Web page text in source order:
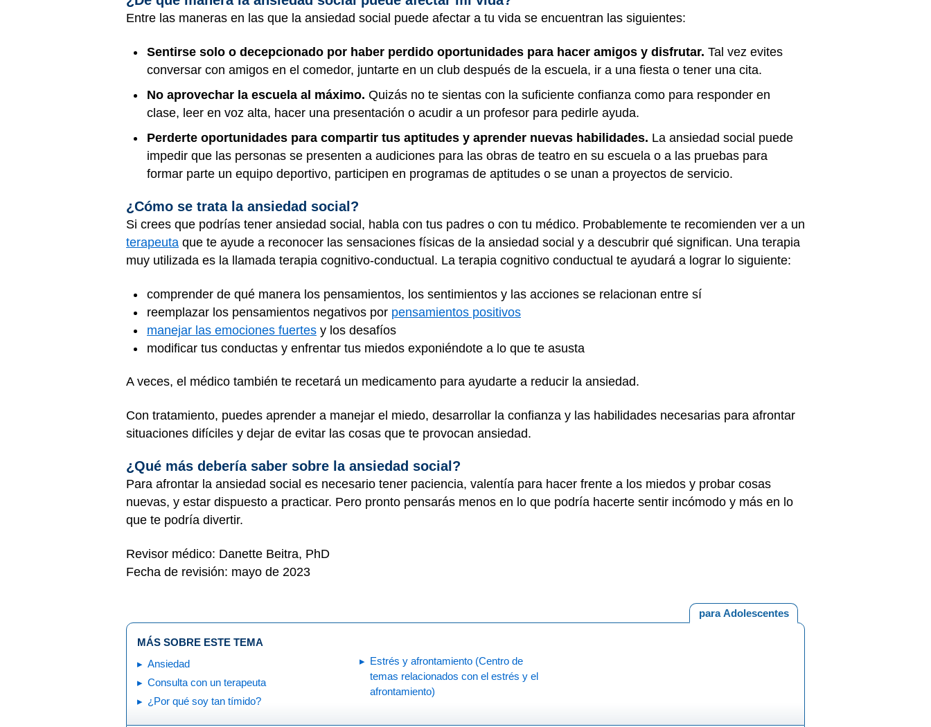
Entre las maneras en las que la ansiedad social puede afectar a tu vida se encuentran las siguientes:
Sentirse solo o decepcionado por haber perdido oportunidades para hacer amigos y disfrutar. Tal vez evites
conversar con amigos en el comedor, juntarte en un club después de la escuela, ir a una fiesta o tener una cita.
No aprovechar la escuela al máximo. Quizás no te sientas con la suficiente confianza como para responder en
clase, leer en voz alta, hacer una presentación o acudir a un profesor para pedirle ayuda.
Perderte oportunidades para compartir tus aptitudes y aprender nuevas habilidades. La ansiedad social puede
impedir que las personas se presenten a audiciones para las obras de teatro en su escuela o a las pruebas para
formar parte un equipo deportivo, participen en programas de aptitudes o se unan a proyectos de servicio.
¿Cómo se trata la ansiedad social?
Si crees que podrías tener ansiedad social, habla con tus padres o con tu médico. Probablemente te recomienden ver a un
terapeuta que te ayude a reconocer las sensaciones físicas de la ansiedad social y a descubrir qué significan. Una terapia
muy utilizada es la llamada terapia cognitivo-conductual. La terapia cognitivo conductual te ayudará a lograr lo siguiente:
comprender de qué manera los pensamientos, los sentimientos y las acciones se relacionan entre sí
reemplazar los pensamientos negativos por pensamientos positivos
manejar las emociones fuertes y los desafíos
modificar tus conductas y enfrentar tus miedos exponiéndote a lo que te asusta
A veces, el médico también te recetará un medicamento para ayudarte a reducir la ansiedad.
Con tratamiento, puedes aprender a manejar el miedo, desarrollar la confianza y las habilidades necesarias para afrontar
situaciones difíciles y dejar de evitar las cosas que te provocan ansiedad.
¿Qué más debería saber sobre la ansiedad social?
Para afrontar la ansiedad social es necesario tener paciencia, valentía para hacer frente a los miedos y probar cosas
nuevas, y estar dispuesto a practicar. Pero pronto pensarás menos en lo que podría hacerte sentir incómodo y más en lo
que te podría divertir.
Revisor médico: Danette Beitra, PhD
Fecha de revisión: mayo de 2023
para Adolescentes
MÁS SOBRE ESTE TEMA
Ansiedad
Consulta con un terapeuta
¿Por qué soy tan tímido?
Estrés y afrontamiento (Centro de
temas relacionados con el estrés y el
afrontamiento)